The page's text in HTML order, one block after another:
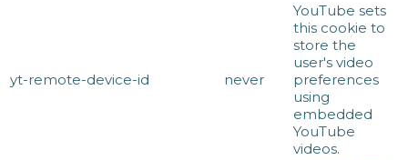
yt-remote-device-id never
YouTube sets
this cookie to
store the
user's video
preferences
using
embedded
YouTube
videos.